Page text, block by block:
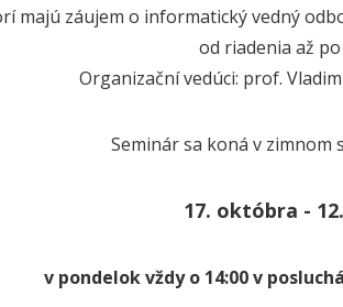
majú záujem o informatický vedný
od riadenia až
Organizační vedúci: prof.
Seminár sa koná v zimnom
17. októbra -
v pondelok vždy o 14:00 v